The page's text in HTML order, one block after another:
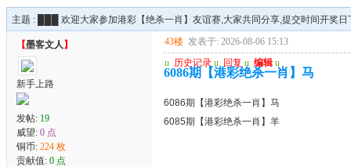
主题 : ███ 欢迎大家参加港彩【绝杀一肖】友谊赛,大家共同分享,提交时间开奖
【墨客文人 】
新手上路
发帖: 19
威望: 0 点
铜币: 224 枚
贡献值: 0 点
43楼 发表于: 2026-08-06 15:13
u 历史记录 u 回复 u 编辑 u
6086期【港彩绝杀一肖】马
6086期【港彩绝杀一肖】马
6085期【港彩绝杀一肖】羊